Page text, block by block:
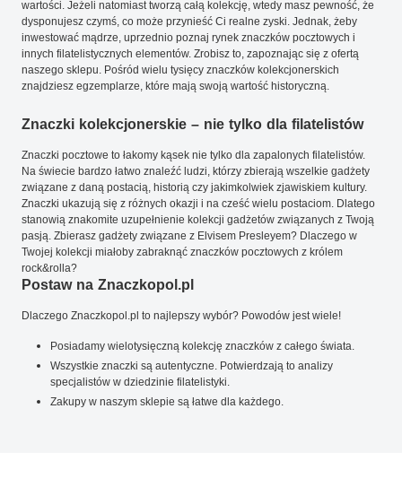
wartości. Jeżeli natomiast tworzą całą kolekcję, wtedy masz pewność, że
dysponujesz czymś, co może przynieść Ci realne zyski. Jednak, żeby
inwestować mądrze, uprzednio poznaj rynek znaczków pocztowych i
innych filatelistycznych elementów. Zrobisz to, zapoznając się z ofertą
naszego sklepu. Pośród wielu tysięcy znaczków kolekcjonerskich
znajdziesz egzemplarze, które mają swoją wartość historyczną.
Znaczki kolekcjonerskie – nie tylko dla filatelistów
Znaczki pocztowe to łakomy kąsek nie tylko dla zapalonych filatelistów.
Na świecie bardzo łatwo znaleźć ludzi, którzy zbierają wszelkie gadżety
związane z daną postacią, historią czy jakimkolwiek zjawiskiem kultury.
Znaczki ukazują się z różnych okazji i na cześć wielu postaciom. Dlatego
stanowią znakomite uzupełnienie kolekcji gadżetów związanych z Twoją
pasją. Zbierasz gadżety związane z Elvisem Presleyem? Dlaczego w
Twojej kolekcji miałoby zabraknąć znaczków pocztowych z królem
rock&rolla?
Postaw na Znaczkopol.pl
Dlaczego Znaczkopol.pl to najlepszy wybór? Powodów jest wiele!
Posiadamy wielotysięczną kolekcję znaczków z całego świata.
Wszystkie znaczki są autentyczne. Potwierdzają to analizy
specjalistów w dziedzinie filatelistyki.
Zakupy w naszym sklepie są łatwe dla każdego.